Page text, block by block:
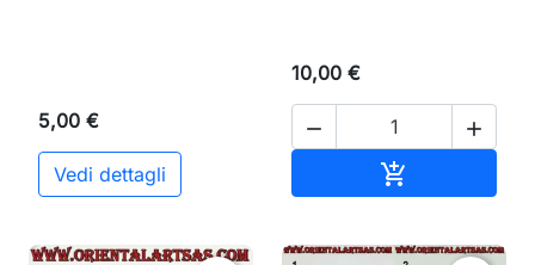
5,00 €
Vedi dettagli
10,00 €
 
